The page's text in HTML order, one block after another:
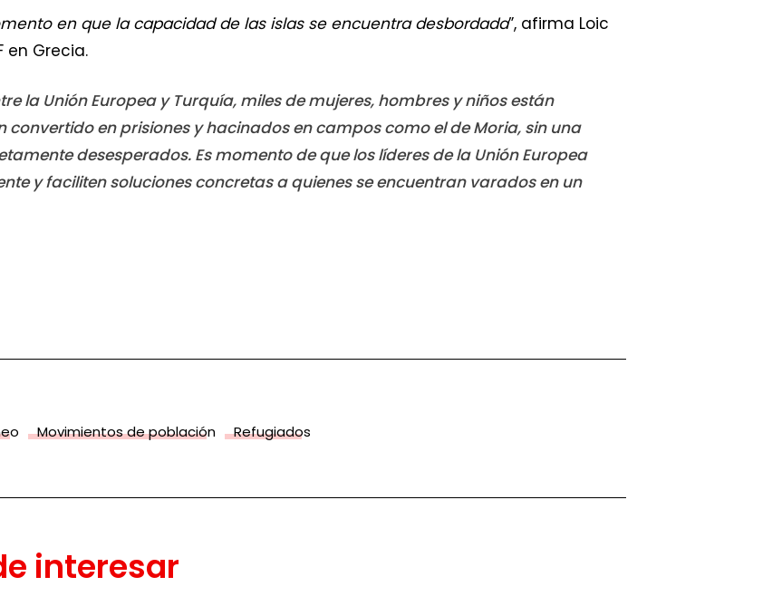
en que la capacidad de las islas se encuentra desbordada”, afirma Loic
en Grecia.
la Unión Europea y Turquía, miles de mujeres, hombres y niños están
convertido en prisiones y hacinados en campos como el de Moria, sin una
desesperados. Es momento de que los líderes de la Unión Europea
y faciliten soluciones concretas a quienes se encuentran varados en un
Movimientos de población Refugiados
interesar